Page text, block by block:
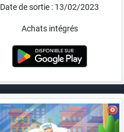
Date de sortie : 13/02/2023
Achats intégrés